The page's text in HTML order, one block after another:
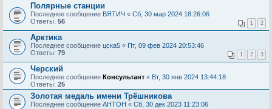
Полярные станции
Последнее сообщение ВЯТИЧ « Сб, 30 мар 2024 18:26:06
Ответы: 56 1 2
Арктика
Последнее сообщение цска5 « Пт, 09 фев 2024 20:53:46
Ответы: 79 1 2 3
Черский
Последнее сообщение Консультант « Вт, 30 янв 2024 13:44:18
Ответы: 25
Золотая медаль имени Трёшникова
Последнее сообщение AHTOH « Сб, 30 дек 2023 11:23:06